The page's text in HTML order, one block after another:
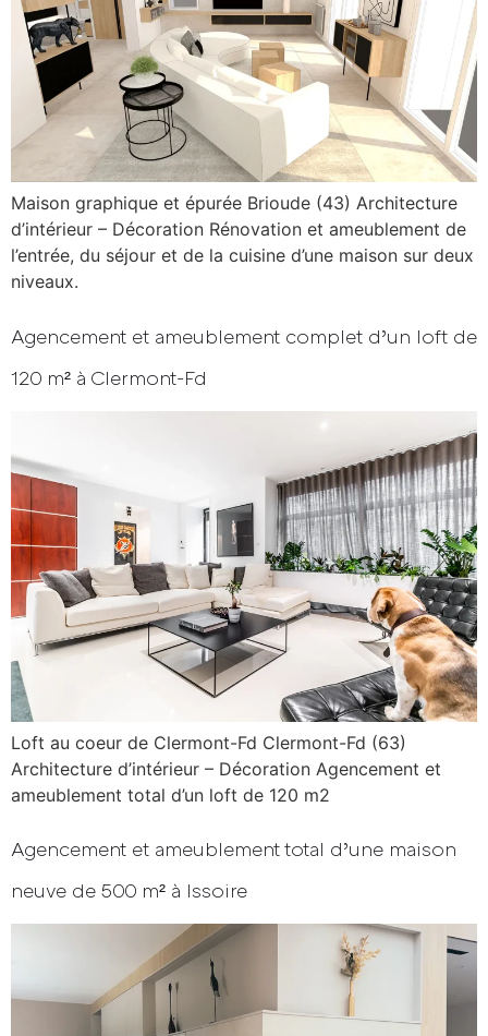
Maison graphique et épurée Brioude (43) Architecture
d’intérieur – Décoration Rénovation et ameublement de
l’entrée, du séjour et de la cuisine d’une maison sur deux
niveaux.
Agencement et ameublement complet d’un loft de
120 m² à Clermont-Fd
Loft au coeur de Clermont-Fd Clermont-Fd (63)
Architecture d’intérieur – Décoration Agencement et
ameublement total d’un loft de 120 m2
Agencement et ameublement total d’une maison
neuve de 500 m² à Issoire